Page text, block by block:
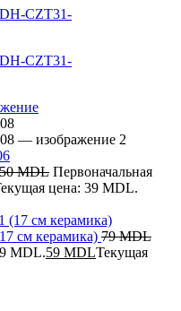
50MDL Первоначальная
цена: 39 MDL.
см керамика) 79MDL
MDL.59 MDLТекущая